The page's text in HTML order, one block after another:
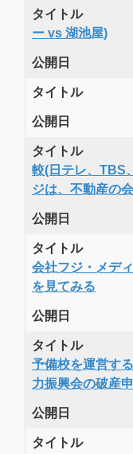
タイトル
ー vs 湖池屋)
公開日
タイトル
公開日
タイトル
較(日テレ、TBS
ジは、不動産の
公開日
タイトル
会社フジ・メデ
を見てみる
公開日
タイトル
予備校を運営す
力振興会の破産
公開日
タイトル